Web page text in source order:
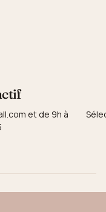
et de 9h à